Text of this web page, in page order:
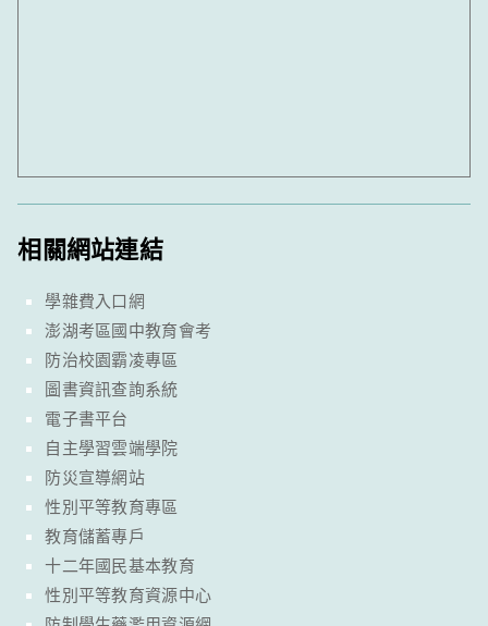
相關網站連結
學雜費入口網
澎湖考區國中教育會考
防治校園霸凌專區
圖書資訊查詢系統
電子書平台
自主學習雲端學院
防災宣導網站
性別平等教育專區
教育儲蓄專戶
十二年國民基本教育
性別平等教育資源中心